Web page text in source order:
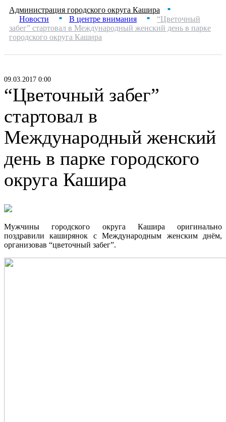
Администрация городского округа Кашира ■
Новости ■ В центре внимания ■
“Цветочный
забег” стартовал в Международный женский день в парке
городского округа Кашира
09.03.2017 0:00
“Цветочный забег”
стартовал в
Международный женский
день в парке городского
округа Кашира
Мужчины городского округа Кашира оригинально
поздравили каширянок с Международным женским днём,
организовав “цветочный забег”.